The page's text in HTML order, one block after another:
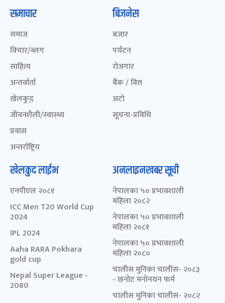
समाचार
समाज
विचार/ब्लग
साहित्य
अन्तर्वार्ता
खेलकुद़़
जीवनशैली/स्वास्थ्य
प्रवास
अन्तर्राष्ट्रिय
बिजनेस
बजार
पर्यटन
रोजगार
बैंक / वित्त
अटो
सूचना-प्रविधि
खेलकुद लाईभ
एनपीएल २०८१
ICC Men T20 World Cup
2024
IPL 2024
Aaha RARA Pokhara
gold cup
Nepal Super League -
2080
अनलाइनखबर सूची
नेपालका ५० प्रभावशाली
महिला २०८२
नेपालका ५० प्रभावशाली
महिला २०८१
नेपालका ५० प्रभावशाली
महिला २०८०
चालीस मुनिका चालीस- २०८३
- छनोट मनोनयन फर्म
चालीस मुनिका चालीस- २०८२